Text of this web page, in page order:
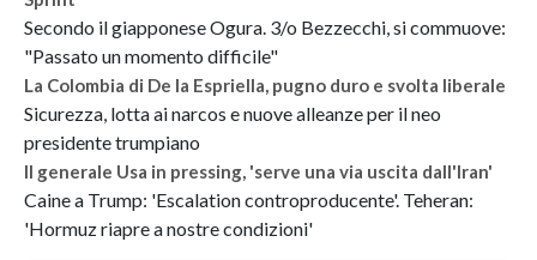
Secondo il giapponese Ogura. 3/o Bezzecchi, si commuove:
"Passato un momento difficile"
La Colombia di De la Espriella, pugno duro e svolta liberale
Sicurezza, lotta ai narcos e nuove alleanze per il neo
presidente trumpiano
Il generale Usa in pressing, 'serve una via uscita dall'Iran'
Caine a Trump: 'Escalation controproducente'. Teheran:
'Hormuz riapre a nostre condizioni'